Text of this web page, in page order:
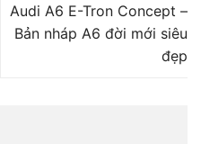
Audi A6 E-Tron Concept –
Bản nháp A6 đời mới siêu
đẹp